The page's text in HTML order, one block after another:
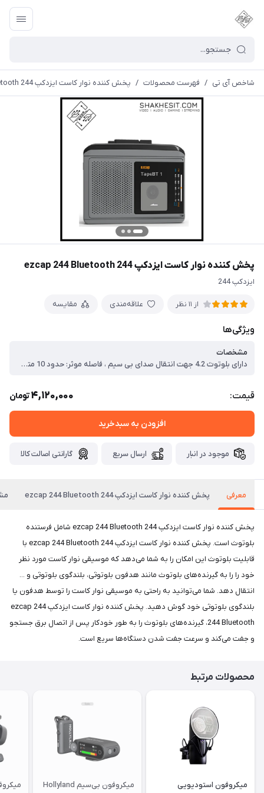
شاخص آی تی / فهرست محصولات / پخش کننده نوار کاست ایزدکپ 244 ezcap 244 Bluetooth
پخش کننده نوار کاست ایزدکپ 244 ezcap 244 Bluetooth
ایزدکپ 244
از 11 نظر علاقه‌مندی مقایسه
ویژگی‌ها
مشخصات
دارای بلوتوث 4.2 جهت انتقال صدای بی سیم ، فاصله موثر: حدود 10 متر ، دارای بلندگو داخلی و با کیفیت ، گیرنده رادیویی FM / AM با گیرندگی قوی
قیمت: 4,120,000تومان
افزودن به سبدخرید
موجود در انبار ارسال سریع گارانتی اصالت کالا
معرفی پخش کننده نوار کاست ایزدکپ 244 ezcap 244 Bluetooth
پخش کننده نوار کاست ایزدکپ 244 ezcap 244 Bluetooth شامل فرستنده
بلوتوث است. پخش کننده نوار کاست ایزدکپ 244 ezcap 244 Bluetooth با
قابلیت بلوتوث این امکان را به شما می‌دهد که موسیقی نوار کاست مورد نظر
خود را را به گیرنده‌های بلوتوث مانند هدفون بلوتوثی، بلندگوی بلوتوثی و ...
انتقال دهد. شما می‌توانید به راحتی به موسیقی نوار کاست را توسط هدفون یا
بلندگوی بلوتوثی خود گوش دهید. پخش کننده نوار کاست ایزدکپ 244 ezcap
244 Bluetooth، گیرنده‌های بلوتوث را به طور خودکار پس از اتصال برق جستجو
و جفت می‌کند و سرعت جفت شدن دستگاه‌ها سریع است.
محصولات مرتبط
میکروفون استودیویی
میکروفون بی‌سیم Hollyland